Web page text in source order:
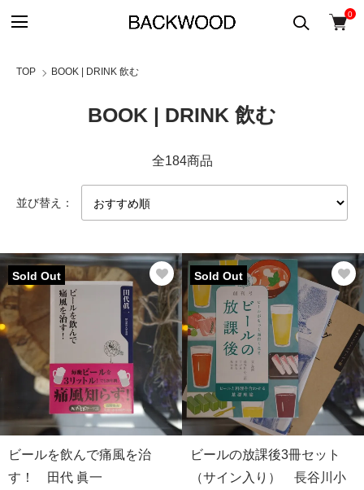
0
TOP BOOK | DRINK 飲む
BOOK | DRINK 飲む
全184商品
並び替え：
Sold Out
ビールを飲んで痛風を治
す！ 田代 眞一
Sold Out
ビールの放課後3冊セット
（サイン入り） 長谷川小